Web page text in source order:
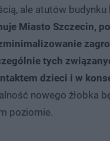
ale atutów budynku
Miasto Szczecin,
tych
dzieci i w
nowego żłobka
poziomie.